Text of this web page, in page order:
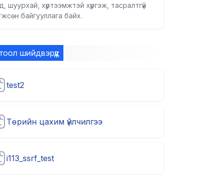
шуурхай, хүртээмжтэй хүргэж, тасралтгүй
байгууллага байх.
шийдвэрүүд
test2
Төрийн цахим үйлчилгээ
i113_ssrf_test